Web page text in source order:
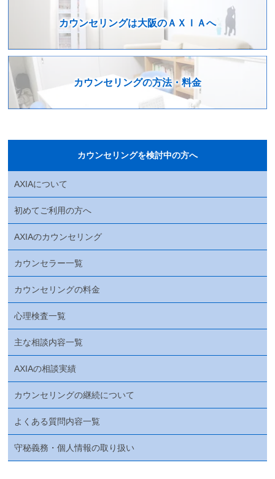
カウンセリングは大阪のＡＸＩＡへ
カウンセリングの方法・料金
カウンセリングを検討中の方へ
AXIAについて
初めてご利用の方へ
AXIAのカウンセリング
カウンセラー一覧
カウンセリングの料金
心理検査一覧
主な相談内容一覧
AXIAの相談実績
カウンセリングの継続について
よくある質問内容一覧
守秘義務・個人情報の取り扱い